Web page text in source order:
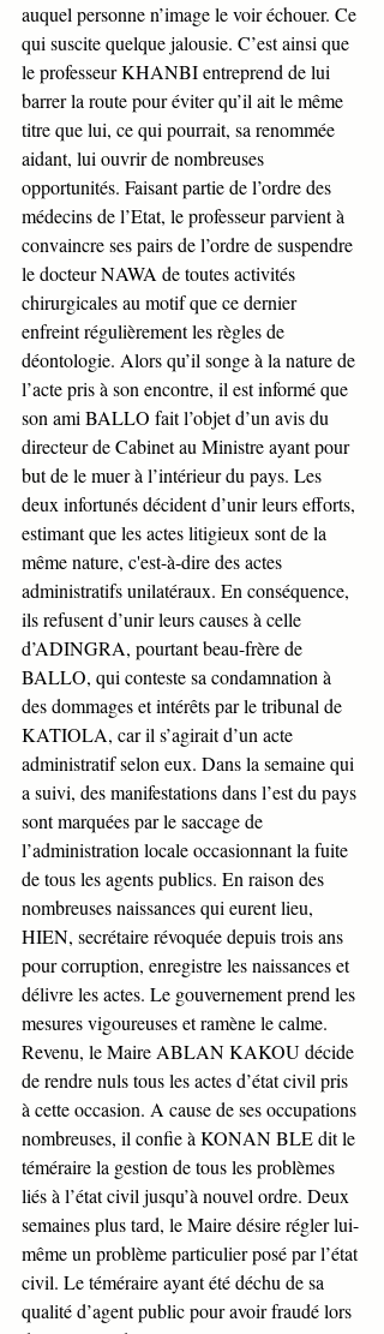
auquel personne n’image le voir échouer. Ce
qui suscite quelque jalousie. C’est ainsi que
le professeur KHANBI entreprend de lui
barrer la route pour éviter qu’il ait le même
titre que lui, ce qui pourrait, sa renommée
aidant, lui ouvrir de nombreuses
opportunités. Faisant partie de l’ordre des
médecins de l’Etat, le professeur parvient à
convaincre ses pairs de l’ordre de suspendre
le docteur NAWA de toutes activités
chirurgicales au motif que ce dernier
enfreint régulièrement les règles de
déontologie. Alors qu’il songe à la nature de
l’acte pris à son encontre, il est informé que
son ami BALLO fait l’objet d’un avis du
directeur de Cabinet au Ministre ayant pour
but de le muer à l’intérieur du pays. Les
deux infortunés décident d’unir leurs efforts,
estimant que les actes litigieux sont de la
même nature, c'est-à-dire des actes
administratifs unilatéraux. En conséquence,
ils refusent d’unir leurs causes à celle
d’ADINGRA, pourtant beau-frère de
BALLO, qui conteste sa condamnation à
des dommages et intérêts par le tribunal de
KATIOLA, car il s’agirait d’un acte
administratif selon eux. Dans la semaine qui
a suivi, des manifestations dans l’est du pays
sont marquées par le saccage de
l’administration locale occasionnant la fuite
de tous les agents publics. En raison des
nombreuses naissances qui eurent lieu,
HIEN, secrétaire révoquée depuis trois ans
pour corruption, enregistre les naissances et
délivre les actes. Le gouvernement prend les
mesures vigoureuses et ramène le calme.
Revenu, le Maire ABLAN KAKOU décide
de rendre nuls tous les actes d’état civil pris
à cette occasion. A cause de ses occupations
nombreuses, il confie à KONAN BLE dit le
téméraire la gestion de tous les problèmes
liés à l’état civil jusqu’à nouvel ordre. Deux
semaines plus tard, le Maire désire régler lui-
même un problème particulier posé par l’état
civil. Le téméraire ayant été déchu de sa
qualité d’agent public pour avoir fraudé lors